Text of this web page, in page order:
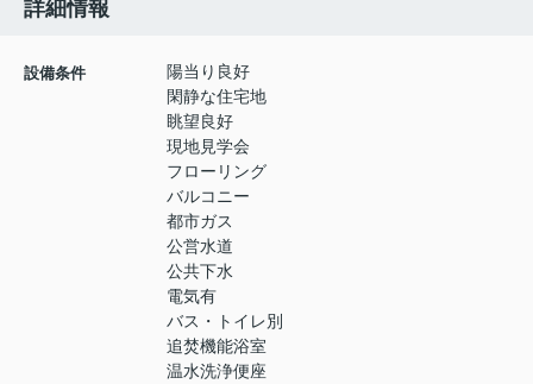
詳細情報
設備条件
陽当り良好
閑静な住宅地
眺望良好
現地見学会
フローリング
バルコニー
都市ガス
公営水道
公共下水
電気有
バス・トイレ別
追焚機能浴室
温水洗浄便座